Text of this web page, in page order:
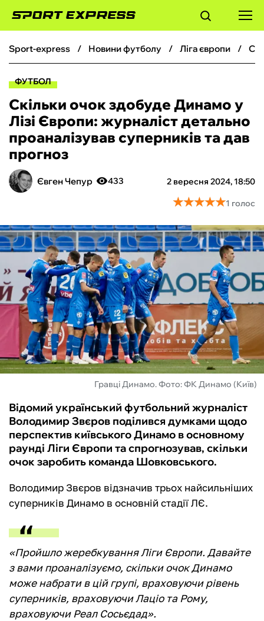
ФУТБОЛ
БОКС
ХОКЕЙ
ТЕНІС
КІБЕРСПОРТ
ЧС-2026
ФУТЗАЛ
ІНШІ
БУКМЕКЕРИ
sport-express новини футболу ліга європи
ФУТБОЛ
Скільки очок здобуде Динамо у
Лізі Європи: журналіст детально
проаналізував суперників та дав
прогноз
Євген Чепур 2 вересня 2024, 18:50
433
★★★★★
★★★★★1 голос
Гравці Динамо. Фото: ФК Динамо (Київ)
Відомий український футбольний журналіст
Володимир Звєров поділився думками щодо
перспектив київського Динамо в основному
раунді Ліги Європи та спрогнозував, скільки
очок заробить команда Шовковського.
Володимир Звєров відзначив трьох найсильніших
суперників Динамо в основній стадії ЛЄ.
«Пройшло жеребкування Ліги Європи. Давайте
з вами проаналізуємо, скільки очок Динамо
може набрати в цій групі, враховуючи рівень
суперників, враховуючи Лаціо та Рому,
враховуючи Реал Сосьєдад».